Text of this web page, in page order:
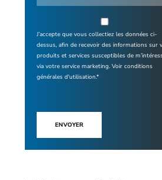
J’accepte que vous collectiez les données ci-
dessus, afin de recevoir des informations sur
produits et services susceptibles de
via votre service marketing. Voir conditions
générales d'utilisation.*
ENVOYER